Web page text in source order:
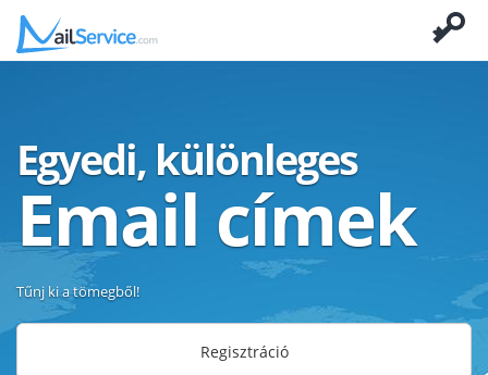
Egyedi, különleges
Email címek
Tűnj ki a tömegből!
Regisztráció